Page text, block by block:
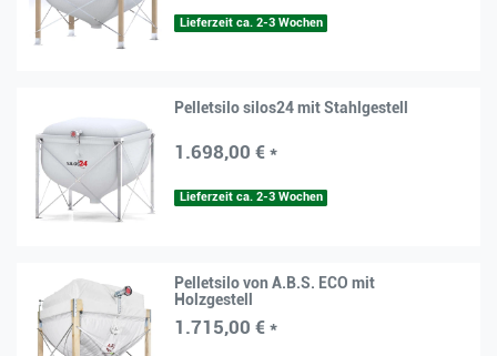
Lieferzeit ca. 2-3 Wochen
Pelletsilo silos24 mit Stahlgestell
1.698,00 € *
Lieferzeit ca. 2-3 Wochen
Pelletsilo von A.B.S. ECO mit
Holzgestell
1.715,00 € *